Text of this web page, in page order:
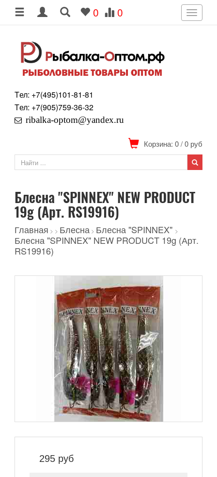
0 0
Toggle
Tел: +7(495)101-81-81
Tел: +7(905)759-36-32
ribalka-optom@yandex.ru
Корзина: 0/0 руб
Блесна "SPINNEX" NEW PRODUCT
19g (Арт. RS19916)
Главная > > Блесна > Блесна "SPINNEX" >
Блесна "SPINNEX" NEW PRODUCT 19g (Арт.
RS19916)
295 руб